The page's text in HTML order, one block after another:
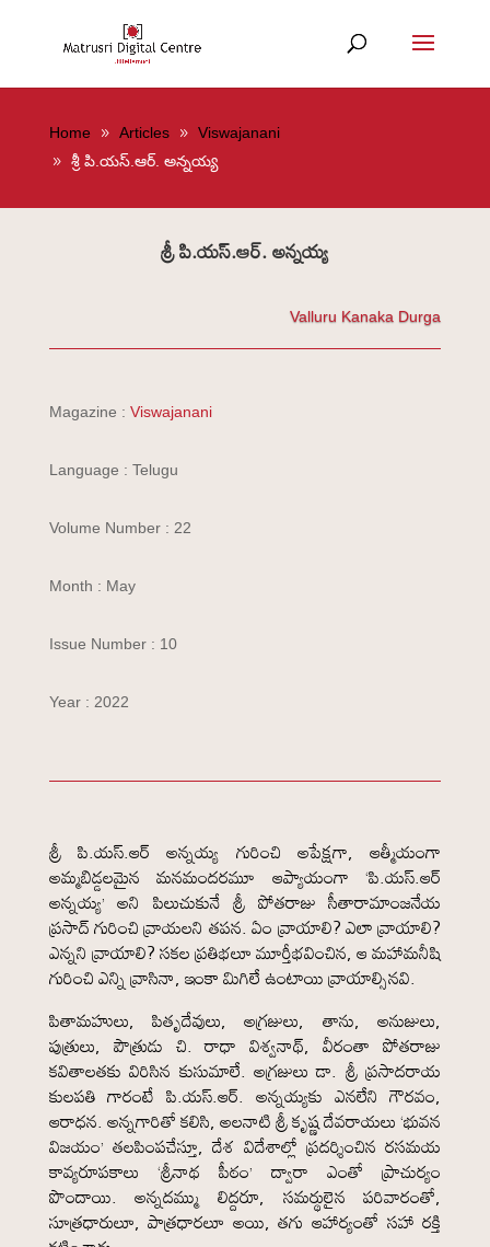
Home Articles
Viswajanani
శ్రీ పి.యస్.ఆర్. అన్నయ్య
శ్రీ పి.యస్.ఆర్. అన్నయ్య
Valluru Kanaka Durga
Magazine : Viswajanani
Language : Telugu
Volume Number : 22
Month : May
Issue Number : 10
Year : 2022
శ్రీ పి.యస్.ఆర్ అన్నయ్య గురించి అపేక్షగా, ఆత్మీయంగా
అమ్మబిడ్డలమైన మనమందరమూ ఆప్యాయంగా ‘పి.యస్.ఆర్
అన్నయ్య’ అని పిలుచుకునే శ్రీ పోతరాజు సీతారామాంజనేయ
ప్రసాద్ గురించి వ్రాయలని తపన. ఏం వ్రాయాలి? ఎలా వ్రాయాలి?
ఎన్నని వ్రాయాలి? సకల ప్రతిభలూ మూర్తీభవించిన, ఆ మహామనీషి
గురించి ఎన్ని వ్రాసినా, ఇంకా మిగిలే ఉంటాయి వ్రాయాల్సినవి.
పితామహులు, పితృదేవులు, అగ్రజులు, తాను, అనుజులు,
పుత్రులు, పౌత్రుడు చి. రాధా విశ్వనాథ్, వీరంతా పోతరాజు
కవితాలతకు విరిసిన కుసుమాలే. అగ్రజులు డా. శ్రీ ప్రసాదరాయ
కులపతి గారంటే పి.యస్.ఆర్. అన్నయ్యకు ఎనలేని గౌరవం,
ఆరాధన. అన్నగారితో కలిసి, అలనాటి శ్రీ కృష్ణ దేవరాయలు ‘భువన
విజయం’ తలపింపచేస్తూ, దేశ విదేశాల్లో ప్రదర్శించిన రసమయ
కావ్యరూపకాలు ‘శ్రీనాథ పీఠం’ ద్వారా ఎంతో ప్రాచుర్యం
పొందాయి. అన్నదమ్ము లిద్దరూ, సమర్థులైన పరివారంతో,
సూత్రధారులూ, పాత్రధారలూ అయి, తగు ఆహార్యంతో సహా రక్తి